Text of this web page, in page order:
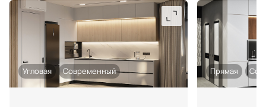
Угловая Современный Прямая